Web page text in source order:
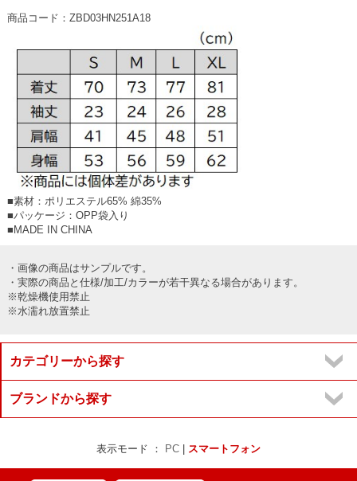
商品コード：ZBD03HN251A18
■素材：ポリエステル65% 綿35%
■パッケージ：OPP袋入り
■MADE IN CHINA
・画像の商品はサンプルです。
・実際の商品と仕様/加工/カラーが若干異なる場合があります。
※乾燥機使用禁止
※水濡れ放置禁止
カテゴリーから探す
ブランドから探す
表示モード ： PC スマートフォン